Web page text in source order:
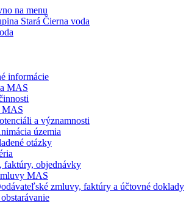
na menu
informácie
MAS
MAS
a významnosti
územia
otázky
faktúry, objednávky
MAS
zmluvy, faktúry a účtovné doklady